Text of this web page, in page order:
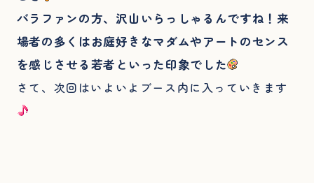
バラファンの方、沢山いらっしゃるんですね！来
場者の多くはお庭好きなマダムやアートのセンス
を感じさせる若者といった印象でした
さて、次回はいよいよブース内に入っていきます